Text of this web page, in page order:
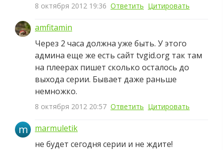
8 октября 2012 19:36 Ответить Цитировать
amfitamin
Через 2 часа должна уже быть. У этого
админа еще же есть сайт tvgid.org так там
на плеерах пишет сколько осталось до
выхода серии. Бывает даже раньше
немножко.
8 октября 2012 20:57 Ответить Цитировать
m
marmuletik
не будет сегодня серии и не ждите!